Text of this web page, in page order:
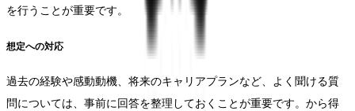
を行うことが重要です。
想定への対応
過去の経験や感動動機、将来のキャリアプランなど、よく聞ける質
問については、事前に回答を整理しておくことが重要です。から得